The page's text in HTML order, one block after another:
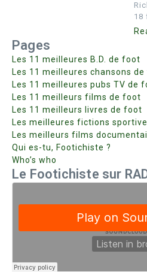
18
Pages
Les 11 meilleures B.D. de foot
Les 11 meilleures chansons
Les 11 meilleures pubs TV de
Les 11 meilleurs films de foot
Les 11 meilleurs livres de foot
Les meilleures fictions
Les meilleurs films
Qui es-tu, Footichiste ?
Who’s who
Le Footichiste sur